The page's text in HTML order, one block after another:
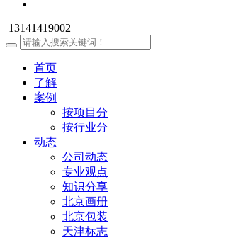
13141419002
首页
了解
案例
按项目分
按行业分
动态
公司动态
专业观点
知识分享
北京画册
北京包装
天津标志